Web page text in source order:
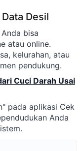
Desil
bisa
atau online.
kelurahan, atau
pendukung.
Cuci Darah Usai
pada aplikasi Cek
Anda